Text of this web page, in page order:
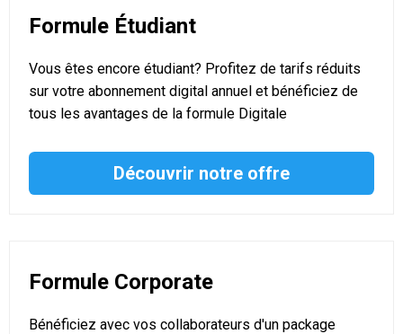
Formule Étudiant
Vous êtes encore étudiant? Profitez de tarifs réduits
sur votre abonnement digital annuel et bénéficiez de
tous les avantages de la formule Digitale
Découvrir notre offre
Formule Corporate
Bénéficiez avec vos collaborateurs d'un package